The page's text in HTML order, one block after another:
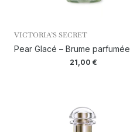
VICTORIA’S SECRET
Pear Glacé – Brume parfumée
21,00€